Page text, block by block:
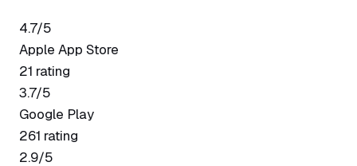
4.7/5
Apple App Store
21 rating
3.7/5
Google Play
261 rating
2.9/5